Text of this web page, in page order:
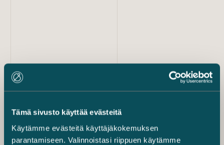
Tämä sivusto käyttää evästeitä
Käytämme evästeitä käyttäjäkokemuksen
parantamiseen. Valinnoistasi riippuen käytämme